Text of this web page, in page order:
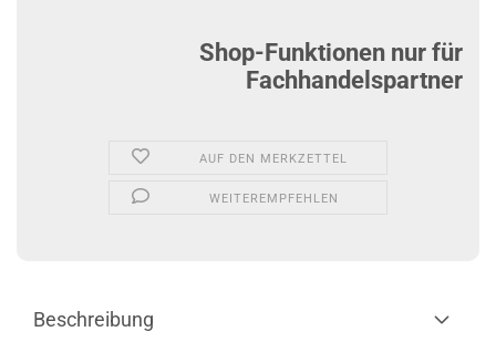
Shop-Funktionen nur für
Fachhandelspartner
AUF DEN MERKZETTEL
WEITEREMPFEHLEN
Beschreibung